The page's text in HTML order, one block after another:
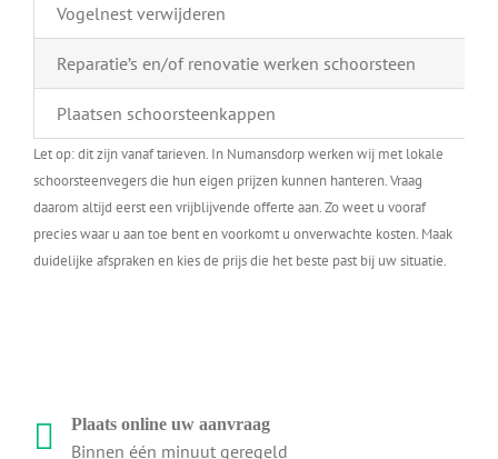
Vogelnest verwijderen
Reparatie’s en/of renovatie werken schoorsteen
Plaatsen schoorsteenkappen
Let op: dit zijn vanaf tarieven. In Numansdorp werken wij met lokale
schoorsteenvegers die hun eigen prijzen kunnen hanteren. Vraag
daarom altijd eerst een vrijblijvende offerte aan. Zo weet u vooraf
precies waar u aan toe bent en voorkomt u onverwachte kosten. Maak
duidelijke afspraken en kies de prijs die het beste past bij uw situatie.
Plaats online uw aanvraag
Binnen één minuut geregeld